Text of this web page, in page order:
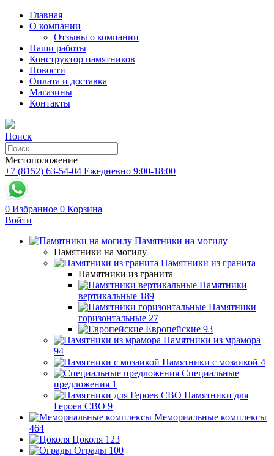
Главная
О компании
Отзывы о компании
Наши работы
Конструктор памятников
Новости
Оплата и доставка
Магазины
Контакты
Поиск
Местоположение
+7 (8152) 63-54-04 Ежедневно 9:00-18:00
0 Избранное 0 Корзина
Войти
Памятники на могилу
Памятники на могилу
Памятники из гранита
Памятники из гранита
Памятники
вертикальные 189
Памятники
горизонтальные 27
Европейские 93
Памятники из мрамора
94
Памятники с мозаикой 4
Специальные
предложения 1
Памятники для
Героев СВО 9
Мемориальные комплексы
464
Цоколя 123
Ограды 100